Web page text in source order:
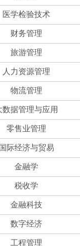
医学检验技术
财务管理
旅游管理
人力资源管理
物流管理
数据管理与应用
零售业管理
国际经济与贸易
金融学
税收学
金融科技
数字经济
工程管理